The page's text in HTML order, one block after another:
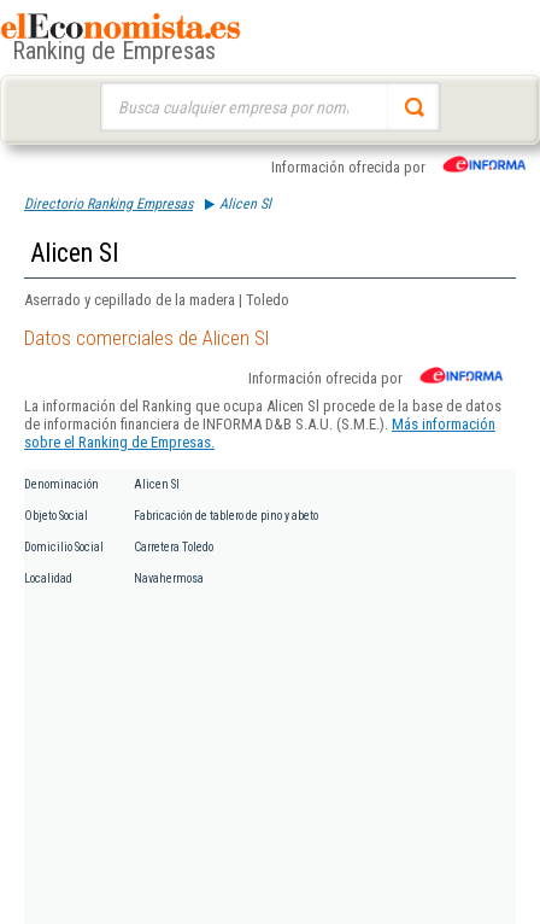
Ranking de Empresas
Información ofrecida por
Directorio Ranking Empresas Alicen Sl
Alicen Sl
Aserrado y cepillado de la madera | Toledo
Datos comerciales de Alicen Sl
Información ofrecida por
La información del Ranking que ocupa Alicen Sl procede de la base de datos
de información financiera de INFORMA D&B S.A.U. (S.M.E.). Más información
sobre el Ranking de Empresas.
Denominación Alicen Sl
Objeto Social Fabricación de tablero de pino y abeto
Domicilio Social Carretera Toledo
Localidad Navahermosa